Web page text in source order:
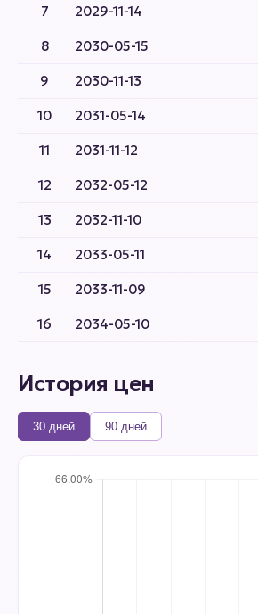
7 2029-11-14
8 2030-05-15
9 2030-11-13
10 2031-05-14
11 2031-11-12
12 2032-05-12
13 2032-11-10
14 2033-05-11
15 2033-11-09
16 2034-05-10
История цен
30 дней 90 дней